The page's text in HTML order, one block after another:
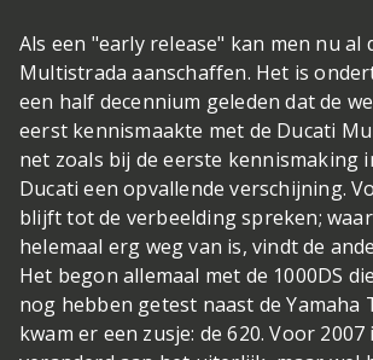
Als een "early release" kan men nu al
Multistrada aanschaffen. Het is
een half decennium geleden dat de
eerst kennismaakte met de Ducati
net zoals bij de eerste kennismaking
Ducati een opvallende verschijning.
blijft tot de verbeelding spreken;
helemaal erg weg van is, vindt de
Het begon allemaal met de 1000DS
nog hebben getest naast de Yamaha
kwam er een zusje: de 620. Voor